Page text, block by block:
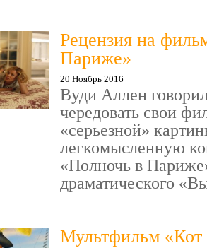
Рецензия на
Париже»
20 Ноябрь 2016
Вуди Аллен
чередовать свои
«серьезной»
легкомысленную
«Полночь в
драматического
Мультфильм «Кот